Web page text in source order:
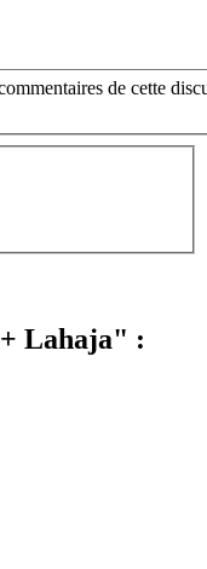
de cette
Lahaja" :